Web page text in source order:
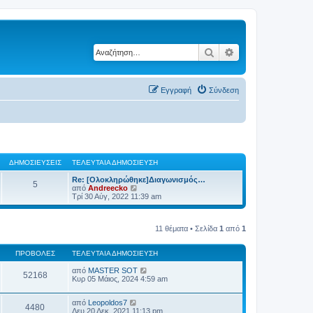
Αναζήτηση
Σύνδεση
Εγγραφή
ΔΗΜΟΣΙΕΎΣΕΙΣ ΤΕΛΕΥΤΑΊΑ ΔΗΜΟΣΊΕΥΣΗ
5
Re: [Ολοκληρώθηκε]Διαγωνισμός…
από Andreecko
ρ
ο
τ
η
ς
τ
ε
ε
Τρί 30 Αύγ, 2022 11:39 am
11 θέματα • Σελίδα 1 από 1
ΠΡΟΒΟΛΈΣ ΤΕΛΕΥΤΑΊΑ ΔΗΜΟΣΊΕΥΣΗ
52168 από MASTER SOT
Κυρ 05 Μάιος, 2024 4:59 am
4480 από Leopoldos7
Δευ 20 Δεκ, 2021 11:13 pm